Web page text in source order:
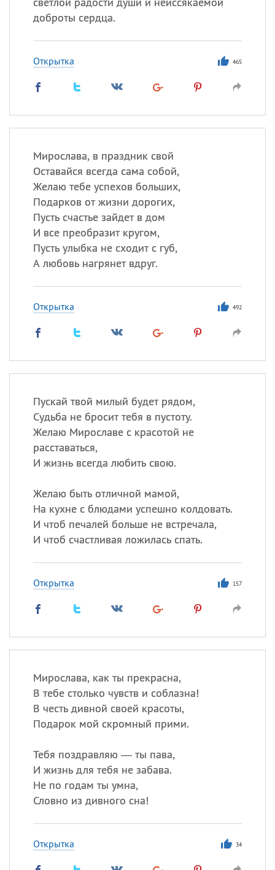
доброты сердца.
Открытка 465
Мирослава, в праздник свой
Оставайся всегда сама собой,
Желаю тебе успехов больших,
Подарков от жизни дорогих,
Пусть счастье зайдет в дом
И все преобразит кругом,
Пусть улыбка не сходит с губ,
А любовь нагрянет вдруг.
Открытка 492
Пускай твой милый будет рядом,
Судьба не бросит тебя в пустоту.
Желаю Мирославе с красотой не
расставаться,
И жизнь всегда любить свою.
Желаю быть отличной мамой,
На кухне с блюдами успешно колдовать.
И чтоб печалей больше не встречала,
И чтоб счастливая ложилась спать.
Открытка 157
Мирослава, как ты прекрасна,
В тебе столько чувств и соблазна!
В честь дивной своей красоты,
Подарок мой скромный прими.
Тебя поздравляю — ты пава,
И жизнь для тебя не забава.
Не по годам ты умна,
Словно из дивного сна!
Открытка 34